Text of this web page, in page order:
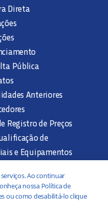
Direta
Pública
Anteriores
Registro de Preços
de
e Equipamentos
Interna
Ao continuar
nossa Política de
ou como desabilitá-lo clique